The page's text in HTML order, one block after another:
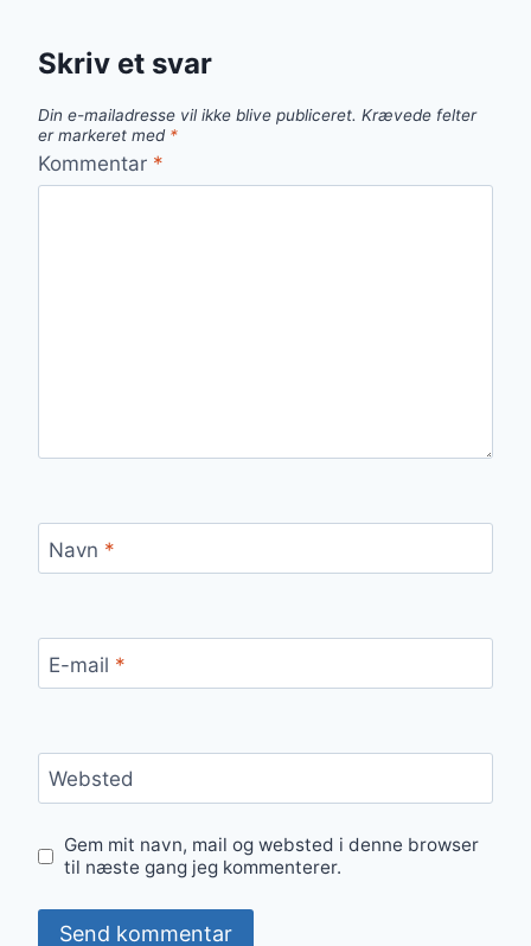
Skriv et svar
Din e-mailadresse vil ikke blive publiceret. Krævede felter
er markeret med *
Kommentar *
Navn *
E-mail *
Websted
Gem mit navn, mail og websted i denne browser
til næste gang jeg kommenterer.